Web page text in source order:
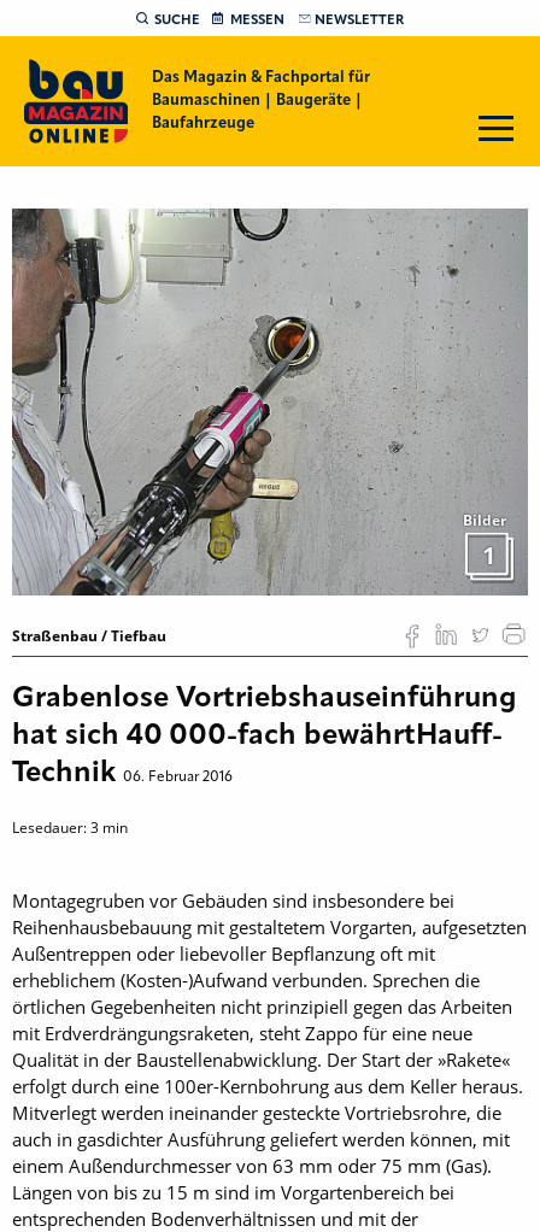
SUCHE MESSEN NEWSLETTER
Das Magazin & Fachportal für
Baumaschinen | Baugeräte |
Baufahrzeuge
Bilder
1
Straßenbau / Tiefbau
Grabenlose Vortriebshauseinführung
hat sich 40 000-fach bewährtHauff-
Technik 06. Februar 2016
Lesedauer:3 min
Montagegruben vor Gebäuden sind insbesondere bei
Reihenhausbebauung mit gestaltetem Vorgarten, aufgesetzten
Außentreppen oder liebevoller Bepflanzung oft mit
erheblichem (Kosten-)Aufwand verbunden. Sprechen die
örtlichen Gegebenheiten nicht prinzipiell gegen das Arbeiten
mit Erdverdrängungsraketen, steht Zappo für eine neue
Qualität in der Baustellenabwicklung. Der Start der »Rakete«
erfolgt durch eine 100er-Kernbohrung aus dem Keller heraus.
Mitverlegt werden ineinander gesteckte Vortriebsrohre, die
auch in gasdichter Ausführung geliefert werden können, mit
einem Außendurchmesser von 63 mm oder 75 mm (Gas).
Längen von bis zu 15 m sind im Vorgartenbereich bei
entsprechenden Bodenverhältnissen und mit der